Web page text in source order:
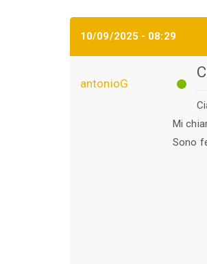
10/09/2025 - 08:29
antonioG
Mi
Sono